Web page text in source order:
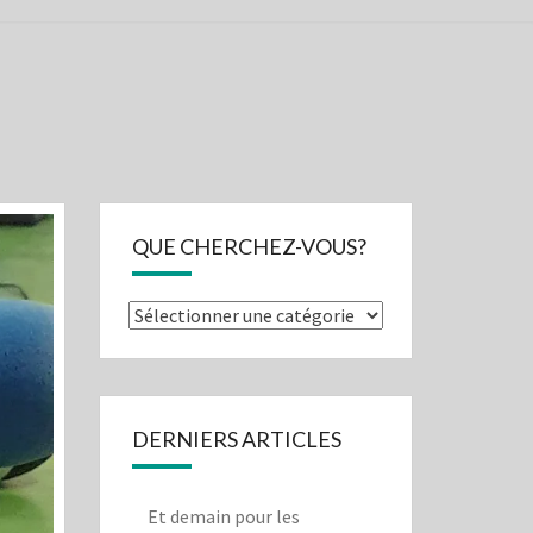
QUE CHERCHEZ-VOUS?
Que
vous?
DERNIERS ARTICLES
Et demain pour les